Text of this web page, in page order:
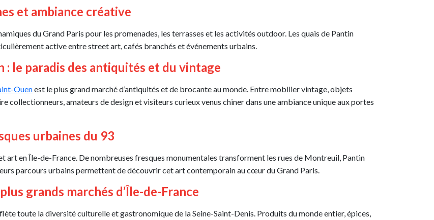
et ambiance créative
du Grand Paris pour les promenades, les terrasses et les activités outdoor. Les quais de Pantin
active entre street art, cafés branchés et événements urbains.
: le paradis des antiquités et du vintage
Ouenest le plus grand marché d’antiquités et de brocante au monde. Entre mobilier vintage, objets
collectionneurs, amateurs de design et visiteurs curieux venus chiner dans une ambiance unique aux portes
urbaines du 93
art en Île-de-France. De nombreuses fresques monumentales transforment les rues de Montreuil, Pantin
parcours urbains permettent de découvrir cet art contemporain au cœur du Grand Paris.
grands marchés d’Île-de-France
toute la diversité culturelle et gastronomique de la Seine-Saint-Denis. Produits du monde entier, épices,